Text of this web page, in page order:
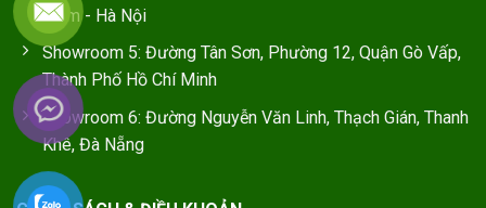
Liêm - Hà Nội
Showroom 5: Đường Tân Sơn, Phường 12, Quận Gò Vấp,
Thành Phố Hồ Chí Minh
Showroom 6: Đường Nguyễn Văn Linh, Thạch Gián, Thanh
Khê, Đà Nẵng